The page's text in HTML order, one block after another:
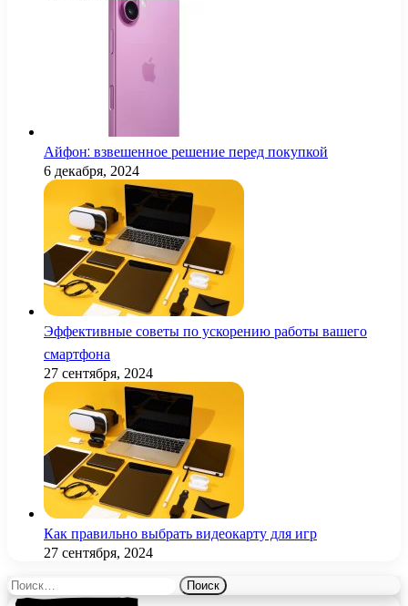
Айфон: взвешенное решение перед покупкой
6 декабря, 2024
Эффективные советы по ускорению работы вашего
смартфона
27 сентября, 2024
Как правильно выбрать видеокарту для игр
27 сентября, 2024
Найти: